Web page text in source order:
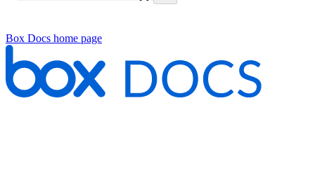
Box Docs home page